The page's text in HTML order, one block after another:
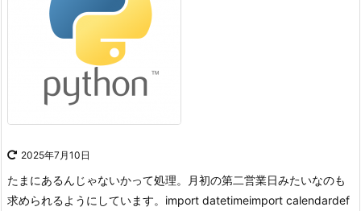
2025年7月10日
たまにあるんじゃないかって処理。
月初の第二営業日みたいなのも
求められるようにしています。 import datetimeimport calendardef